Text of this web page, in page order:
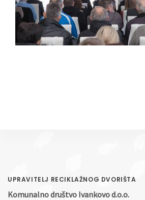
UPRAVITELJ RECIKLAŽNOG DVORIŠTA
Komunalno društvo Ivankovo d.o.o.